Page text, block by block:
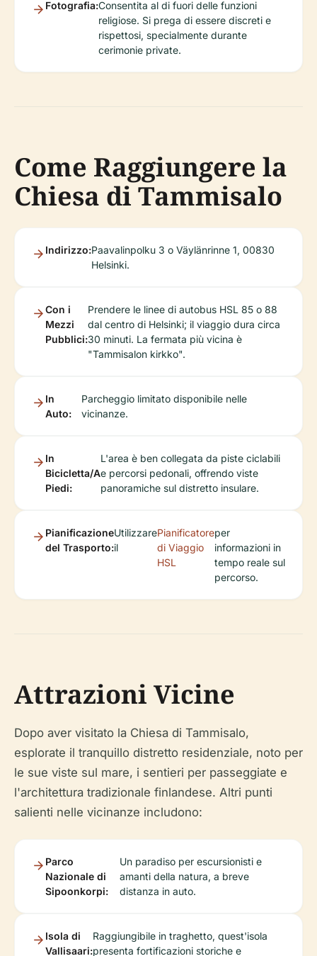
Fotografia:Consentita al di fuori delle funzioni
religiose. Si prega di essere discreti e
rispettosi, specialmente durante
cerimonie private.
Come Raggiungere la
Chiesa di Tammisalo
Indirizzo:Paavalinpolku 3 o Väylänrinne 1, 00830
Helsinki.
Con i
Mezzi
Pubblici:
Prendere le linee di autobus HSL 85 o 88
dal centro di Helsinki; il viaggio dura circa
30 minuti. La fermata più vicina è
"Tammisalon kirkko".
In
Auto:
Parcheggio limitato disponibile nelle
vicinanze.
In
Bicicletta/A
Piedi:
L'area è ben collegata da piste ciclabili
e percorsi pedonali, offrendo viste
panoramiche sul distretto insulare.
Pianificazione
del Trasporto:
Utilizzare
il
Pianificatore
di Viaggio
HSL
per
informazioni in
tempo reale sul
percorso.
Attrazioni Vicine
Dopo aver visitato la Chiesa di Tammisalo,
esplorate il tranquillo distretto residenziale, noto per
le sue viste sul mare, i sentieri per passeggiate e
l'architettura tradizionale finlandese. Altri punti
salienti nelle vicinanze includono:
Parco
Nazionale di
Sipoonkorpi:
Un paradiso per escursionisti e
amanti della natura, a breve
distanza in auto.
Isola di
Vallisaari:
Raggiungibile in traghetto, quest'isola
presenta fortificazioni storiche e